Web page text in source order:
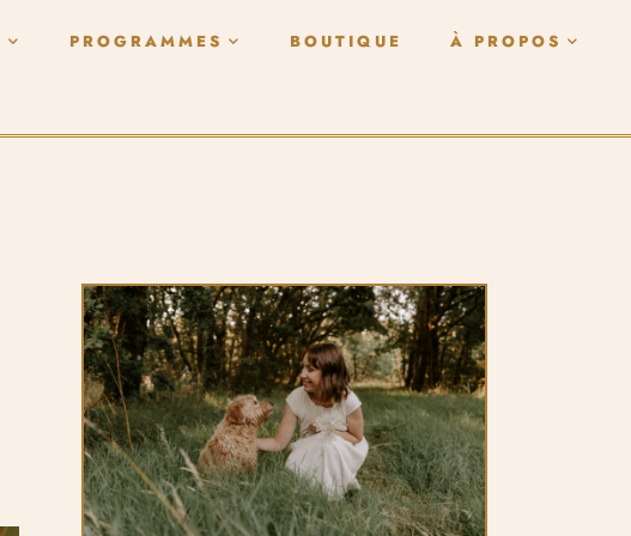
PROGRAMMES BOUTIQUE À PROPOS